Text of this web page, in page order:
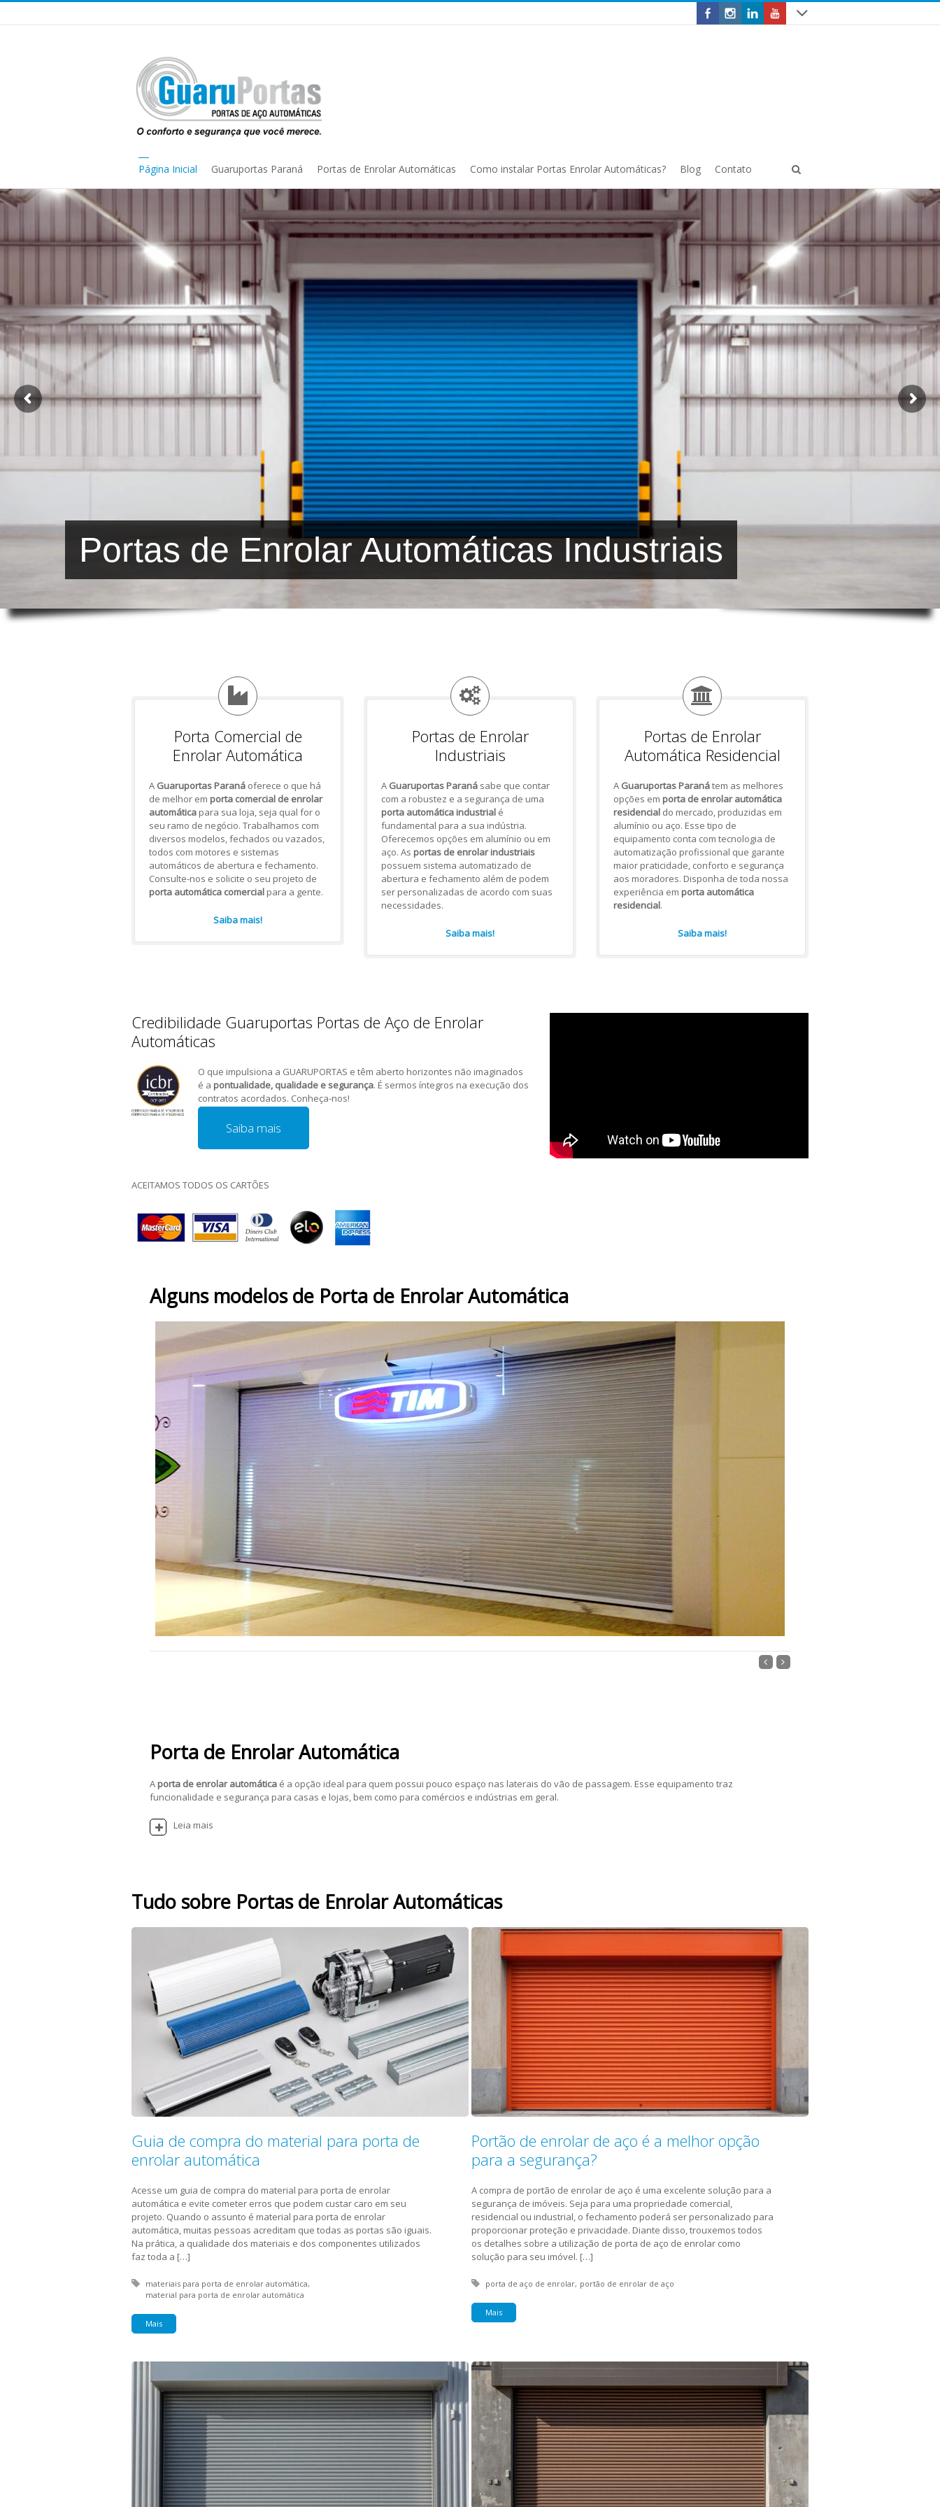
Página Inicial Guaruportas Paraná Portas de Enrolar Automáticas Como instalar Portas Enrolar Automáticas? Blog Contato
Portas de Enrolar Automáticas Industriais
Porta Comercial de
Enrolar Automática
A Guaruportas Paranáoferece o que há
de melhor em porta comercial de enrolar
automáticapara sua loja, seja qual for o
seu ramo de negócio. Trabalhamos com
diversos modelos, fechados ou vazados,
todos com motores e sistemas
automáticos de abertura e fechamento.
Consulte-nos e solicite o seu projeto de
porta automática comercialpara a gente.
Saiba mais!
Portas de Enrolar
Industriais
A Guaruportas Paranásabe que contar
com a robustez e a segurança de uma
porta automática industrialé
fundamental para a sua indústria.
Oferecemos opções em alumínio ou em
aço. As portas de enrolar industriais
possuem sistema automatizado de
abertura e fechamento além de podem
ser personalizadas de acordo com suas
necessidades.
Saiba mais!
Portas de Enrolar
Automática Residencial
A Guaruportas Paranátem as melhores
opções em porta de enrolar automática
residencialdo mercado, produzidas em
alumínio ou aço. Esse tipo de
equipamento conta com tecnologia de
automatização profissional que garante
maior praticidade, conforto e segurança
aos moradores. Disponha de toda nossa
experiência em porta automática
residencial.
Saiba mais!
Credibilidade Guaruportas Portas de Aço de Enrolar
Automáticas
O que impulsiona a GUARUPORTAS e têm aberto horizontes não imaginados
é a pontualidade, qualidade e segurança. É sermos íntegros na execução dos
contratos acordados. Conheça-nos!
Saiba mais
ACEITAMOS TODOS OS CARTÕES
Alguns modelos de Porta de Enrolar Automática
Porta de Enrolar Automática
A porta de enrolar automática é a opção ideal para quem possui pouco espaço nas laterais do vão de passagem. Esse equipamento traz
funcionalidade e segurança para casas e lojas, bem como para comércios e indústrias em geral.
Leia mais
Tudo sobre Portas de Enrolar Automáticas
Guia de compra do material para porta de
enrolar automática
Acesse um guia de compra do material para porta de enrolar
automática e evite cometer erros que podem custar caro em seu
projeto. Quando o assunto é material para porta de enrolar
automática, muitas pessoas acreditam que todas as portas são iguais.
Na prática, a qualidade dos materiais e dos componentes utilizados
faz toda a […]
Tagged with:
materiais para porta de enrolar automática
material para porta de enrolar automática
Mais
Portão de enrolar de aço é a melhor opção
para a segurança?
A compra de portão de enrolar de aço é uma excelente solução para a
segurança de imóveis. Seja para uma propriedade comercial,
residencial ou industrial, o fechamento poderá ser personalizado para
proporcionar proteção e privacidade. Diante disso, trouxemos todos
os detalhes sobre a utilização de porta de aço de enrolar como
solução para seu imóvel. […]
Tagged with:
porta de aço de enrolar portão de enrolar de aço
Mais